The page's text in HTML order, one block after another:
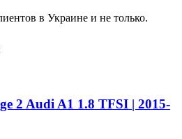
в Украине и не только.
2 Audi A1 1.8 TFSI | 2015-